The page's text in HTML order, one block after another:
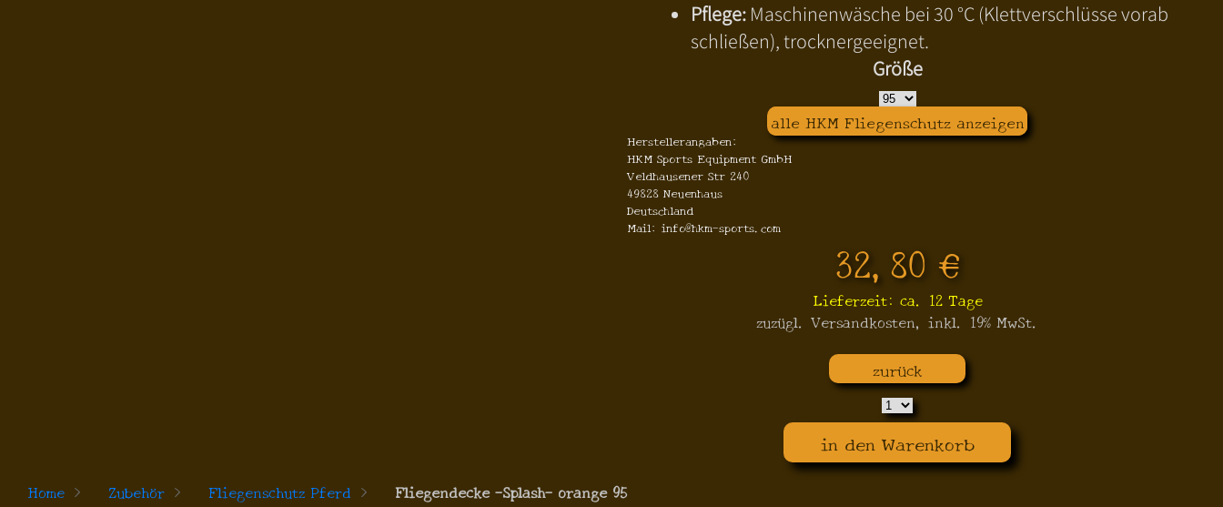
Pflege:Maschinenwäsche bei 30 °C (Klettverschlüsse vorab
schließen), trocknergeeignet.
Größe
alle HKM Fliegenschutz anzeigen
Herstellerangaben:
HKM Sports Equipment GmbH
Veldhausener Str 240
49828 Neuenhaus
Deutschland
Mail: info@hkm-sports.com
32,80 €
Lieferzeit: ca. 12 Tage
zuzügl. Versandkosten, inkl. 19% MwSt.
zurück
in den Warenkorb
Home > Zubehör > Fliegenschutz Pferd > Fliegendecke -Splash- orange 95